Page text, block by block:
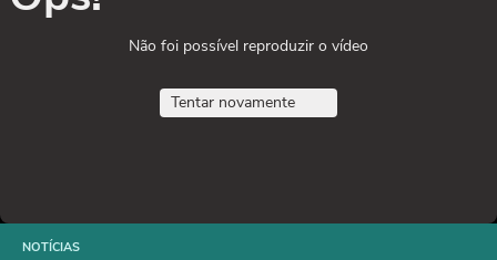
Não foi possível reproduzir o vídeo
Tentar novamente
NOTÍCIAS